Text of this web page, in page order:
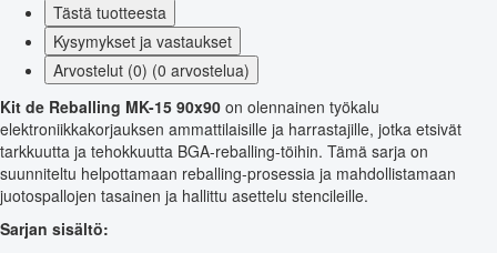
Tästä tuotteesta
Kysymykset ja vastaukset
Arvostelut (0) (0 arvostelua)
Kit de Reballing MK-15 90x90 on olennainen työkalu
elektroniikkakorjauksen ammattilaisille ja harrastajille, jotka etsivät
tarkkuutta ja tehokkuutta BGA-reballing-töihin. Tämä sarja on
suunniteltu helpottamaan reballing-prosessia ja mahdollistamaan
juotospallojen tasainen ja hallittu asettelu stencileille.
Sarjan sisältö: